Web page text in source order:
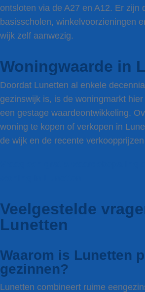
ontsloten via de A27 en A12. Er zijn
basisscholen, winkelvoorzieningen
wijk zelf aanwezig.
Woningwaarde in
Doordat Lunetten al enkele
gezinswijk is, is de woningmarkt
een gestage waardeontwikkeling.
woning te kopen of verkopen in
de wijk en de recente
Veelgestelde
Lunetten
Waarom is Lunetten
gezinnen?
Lunetten combineert ruime